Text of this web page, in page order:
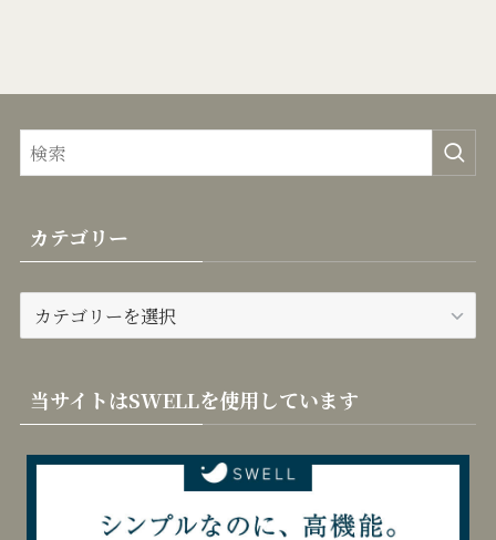
カテゴリー
テ
リ
ー
当サイトはSWELLを使用しています